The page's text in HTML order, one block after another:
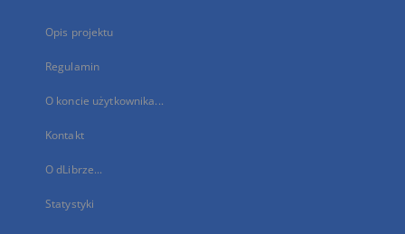
Opis projektu
Regulamin
O koncie użytkownika...
Kontakt
O dLibrze...
Statystyki